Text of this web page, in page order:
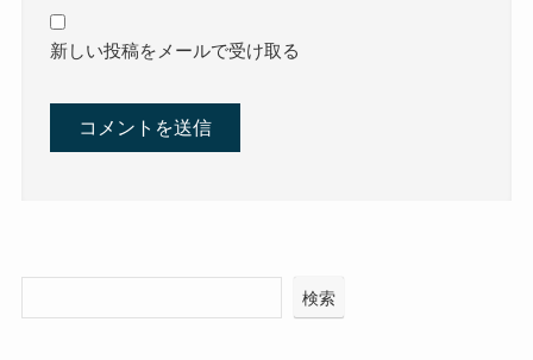
新しい投稿をメールで受け取る
検索